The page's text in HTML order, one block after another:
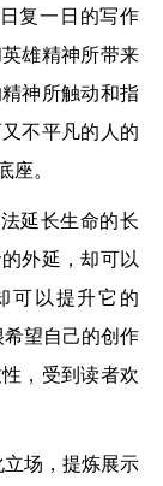
复一日的写作
雄精神所带来
神所触动和指
不平凡的人的
座。
延长生命的长
外延，却可以
可以提升它的
望自己的创作
，受到读者欢
场，提炼展示